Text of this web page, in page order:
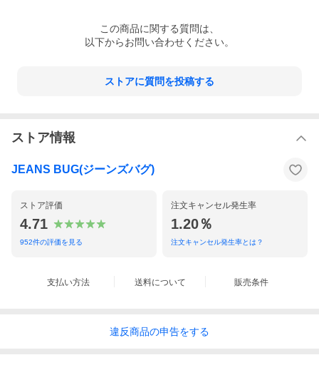
この商品に関する質問は、
以下からお問い合わせください。
ストアに質問を投稿する
ストア情報
JEANS BUG(ジーンズバグ)
ストア評価
4.71
952件の評価を見る
注文キャンセル発生率
1.20％
注文キャンセル発生率とは？
支払い方法 送料について 販売条件
違反商品の申告をする